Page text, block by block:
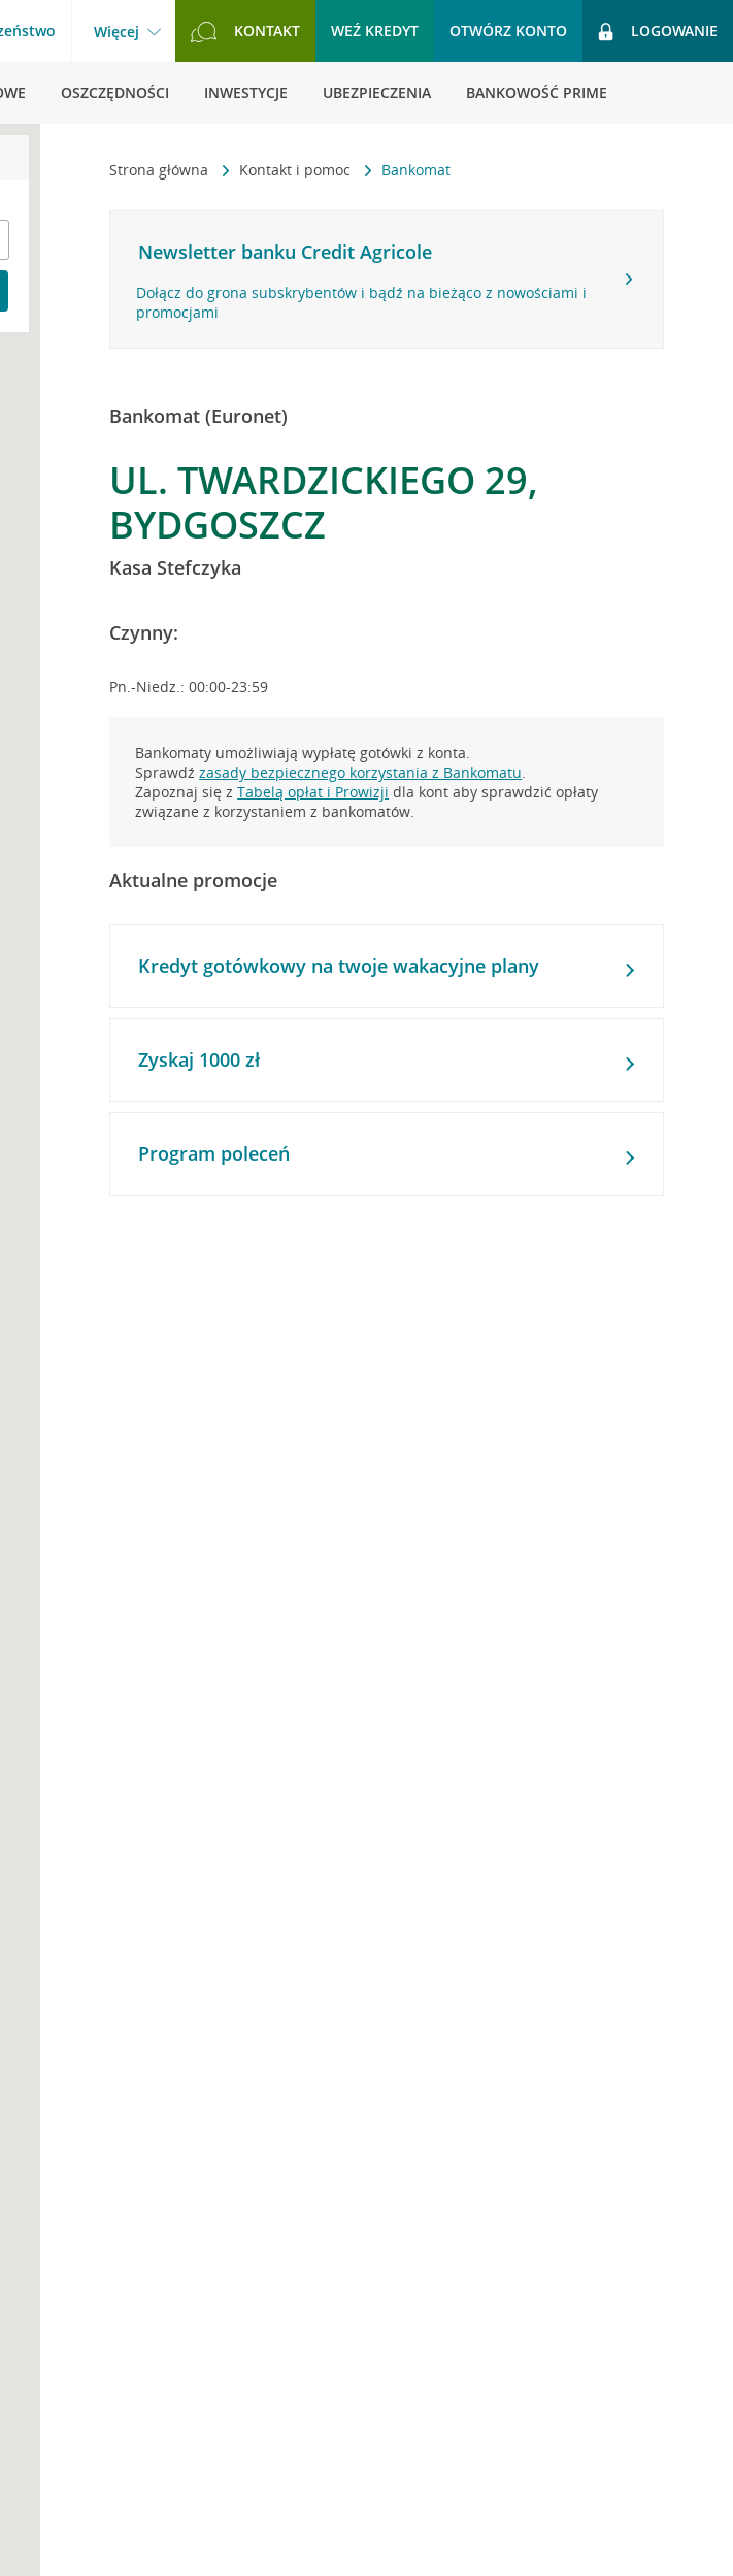
Więcej KONTAKT WEŹ KREDYT OTWÓRZ KONTO LOGOWANIE
OSZCZĘDNOŚCI INWESTYCJE UBEZPIECZENIA BANKOWOŚĆ PRIME
Strona główna Kontakt i pomoc Bankomat
Newsletter banku Credit Agricole
Dołącz do grona subskrybentów i bądź na bieżąco z nowościami i
promocjami
Bankomat (Euronet)
UL. TWARDZICKIEGO 29,
BYDGOSZCZ
Kasa Stefczyka
Czynny:
Pn.-Niedz.: 00:00-23:59
Bankomaty umożliwiają wypłatę gotówki z konta.
Sprawdźzasady bezpiecznego korzystania z Bankomatu.
Zapoznaj się zTabelą opłat i Prowizji dla kont aby sprawdzić opłaty
związane z korzystaniem z bankomatów.
Aktualne promocje
Kredyt gotówkowy na twoje wakacyjne plany
Zyskaj 1000 zł
Program poleceń